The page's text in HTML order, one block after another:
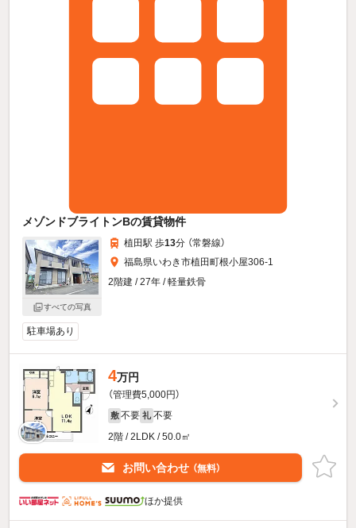
メゾンドブライトンBの賃貸物件
すべての写真
植田駅 歩13分 （常磐線）
福島県いわき市植田町根小屋306-1
2階建 / 27年 / 軽量鉄骨
駐車場あり
4万円
（管理費5,000円）
敷 不要 礼 不要
2階 / 2LDK / 50.0㎡
お問い合わせ （無料）
ほか提供